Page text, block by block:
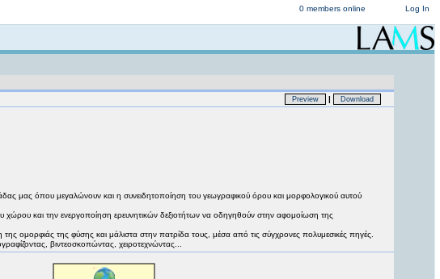
Log In
0 members online
Preview | Download
μας όπου μεγαλώνουν και η συνειδητοποίηση του γεωγραφικού όρου και μορφολογικού αυτού
και την ενεργοποίηση ερευνητικών δεξιοτήτων να οδηγηθούν στην αφομοίωση της
ομορφιάς της φύσης και μάλιστα στην πατρίδα τους, μέσα από τις σύγχρονες πολυμεσικές πηγές.
βιντεοσκοπώντας, χειροτεχνώντας...